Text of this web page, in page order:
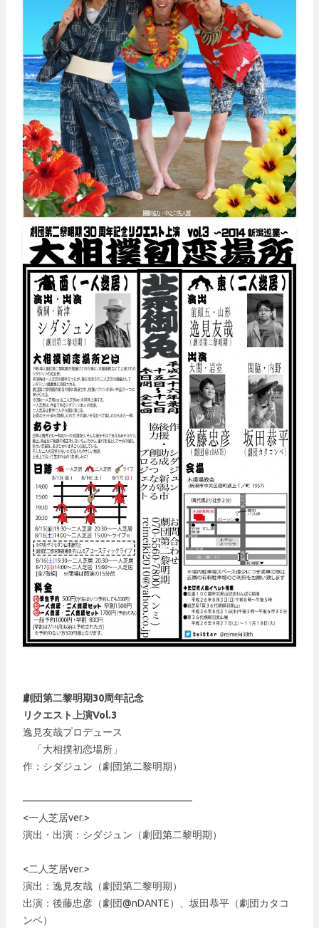
劇団第二黎明期30周年記念
リクエスト上演Vol.3
逸見友哉プロデュース
「大相撲初恋場所」
作：シダジュン（劇団第二黎明期）
—————————————————
<一人芝居ver.>
演出・出演：シダジュン（劇団第二黎明期）
<二人芝居ver.>
演出：逸見友哉（劇団第二黎明期）
出演：後藤忠彦（劇団@nDANTE）、坂田恭平（劇団カタコ
ンベ）